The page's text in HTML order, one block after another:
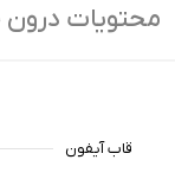
محتویات
قاب آیفون